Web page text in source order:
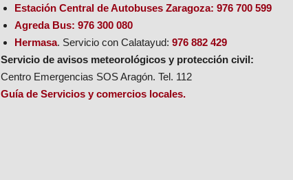
Estación Central de Autobuses Zaragoza: 976 700 599
Agreda Bus: 976 300 080
Hermasa. Servicio con Calatayud:976 882 429
Servicio de avisos meteorológicos y protección civil:
Centro Emergencias SOS Aragón. Tel. 112
Guía de Servicios y comercios locales.